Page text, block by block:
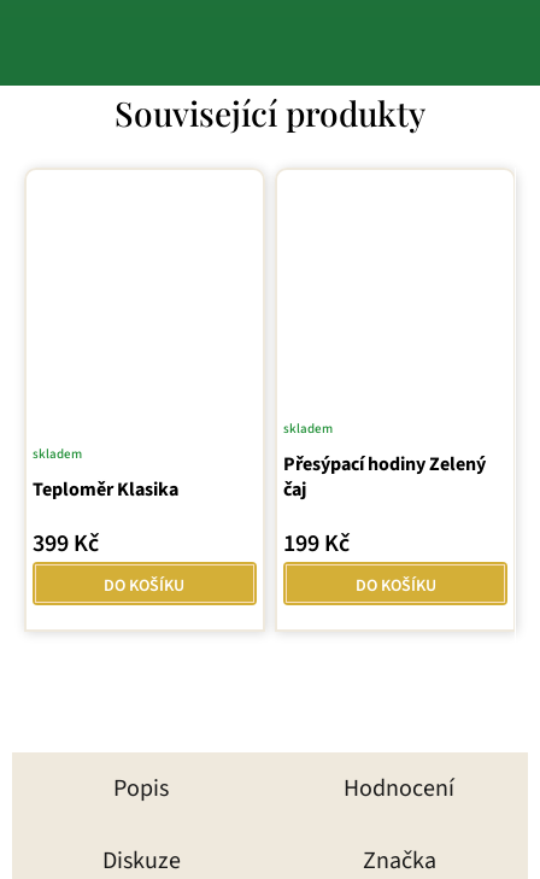
Související produkty
Teploměr Klasika
skladem
399 Kč
DO KOŠÍKU
Přesýpací hodiny Zelený
čaj
skladem
199 Kč
DO KOŠÍKU
Popis Hodnocení
Diskuze Značka